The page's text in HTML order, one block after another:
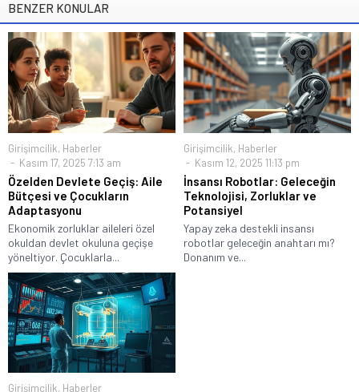
BENZER KONULAR
Girişimcilik, Haberler
Kasım 17, 2025 7:13 am
Özelden Devlete Geçiş: Aile
Bütçesi ve Çocukların
Adaptasyonu
Ekonomik zorluklar aileleri özel
okuldan devlet okuluna geçişe
yöneltiyor. Çocuklarla...
Girişimcilik, Haberler
Kasım 12, 2025 11:13 pm
İnsansı Robotlar: Geleceğin
Teknolojisi, Zorluklar ve
Potansiyel
Yapay zeka destekli insansı
robotlar geleceğin anahtarı mı?
Donanım ve...
Girişimcilik, Haberler